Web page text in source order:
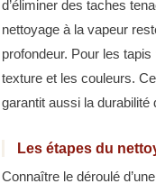
d’éliminer des taches
nettoyage à la vapeur
profondeur. Pour les
texture et les couleurs.
garantit aussi la durabilité
Les étapes du
Connaître le déroulé